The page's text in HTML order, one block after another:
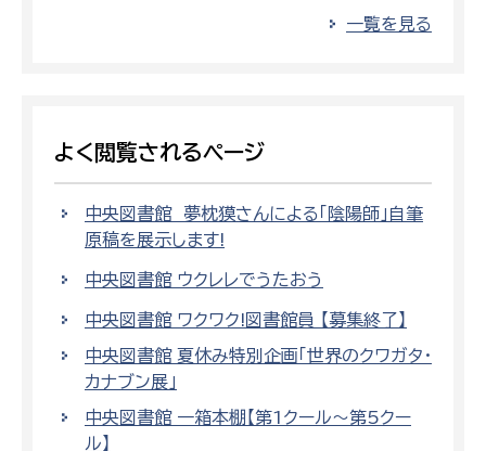
一覧を見る
よく閲覧されるページ
中央図書館 夢枕獏さんによる「陰陽師」自筆
原稿を展示します!
中央図書館 ウクレレでうたおう
中央図書館 ワクワク!図書館員 【募集終了】
中央図書館 夏休み特別企画「世界のクワガタ・
カナブン展」
中央図書館 一箱本棚【第1クール～第5クー
ル】